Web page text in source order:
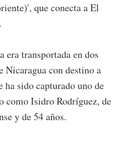
que conecta a El
era transportada en dos
Nicaragua con destino a
sido capturado uno de
como Isidro Rodríguez, de
y de 54 años.